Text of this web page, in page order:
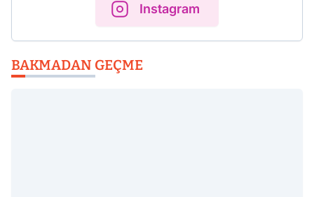
Instagram
BAKMADAN GEÇME